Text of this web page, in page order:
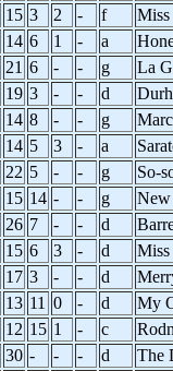
15 3 2 - f
14 6 1 - a
21 6 - - g
La
19 3 - - d
14 8 - - g
14 5 3 - a
22 5 - - g
So-
15 14 - - g
26 7 - - d
15 6 3 - d
Miss
17 3 - - d
13 11 0 - d
My
12 15 1 - c
30 - - - d
The